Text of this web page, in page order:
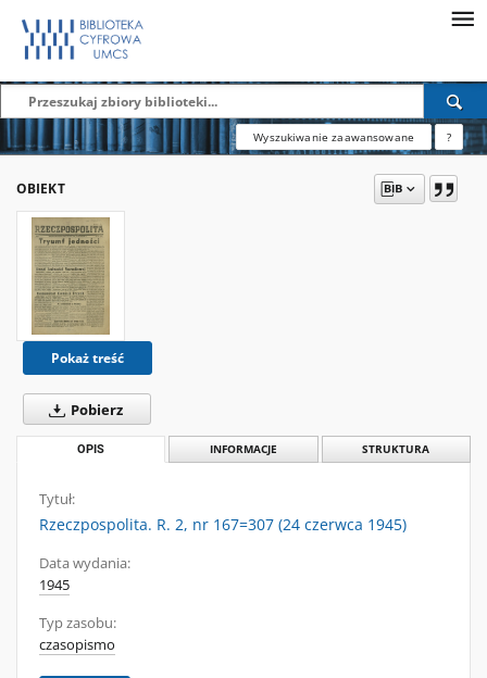
Wyszukiwanie zaawansowane ?
OBIEKT
Pokaż treść
Pobierz
OPIS INFORMACJE STRUKTURA
Tytuł:
Rzeczpospolita. R. 2, nr 167=307 (24 czerwca 1945)
Data wydania:
1945
Typ zasobu:
czasopismo